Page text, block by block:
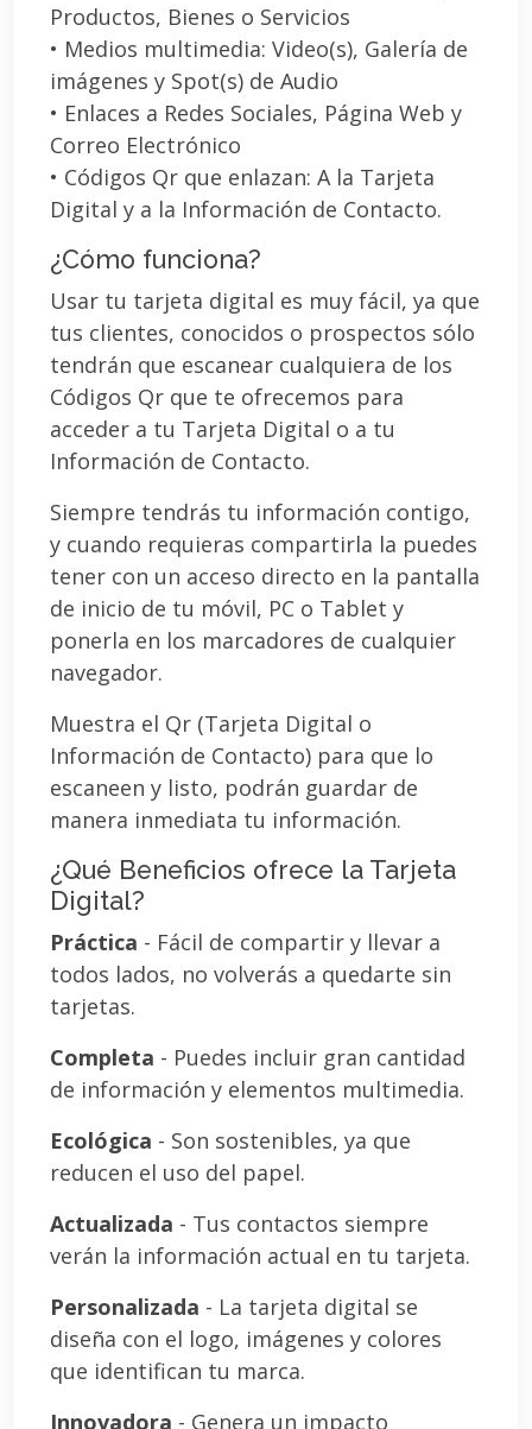
Productos, Bienes o Servicios
• Medios multimedia: Video(s), Galería de
imágenes y Spot(s) de Audio
• Enlaces a Redes Sociales, Página Web y
Correo Electrónico
• Códigos Qr que enlazan: A la Tarjeta
Digital y a la Información de Contacto.
¿Cómo funciona?
Usar tu tarjeta digital es muy fácil, ya que
tus clientes, conocidos o prospectos sólo
tendrán que escanear cualquiera de los
Códigos Qr que te ofrecemos para
acceder a tu Tarjeta Digital o a tu
Información de Contacto.
Siempre tendrás tu información contigo,
y cuando requieras compartirla la puedes
tener con un acceso directo en la pantalla
de inicio de tu móvil, PC o Tablet y
ponerla en los marcadores de cualquier
navegador.
Muestra el Qr (Tarjeta Digital o
Información de Contacto) para que lo
escaneen y listo, podrán guardar de
manera inmediata tu información.
¿Qué Beneficios ofrece la Tarjeta
Digital?
Práctica - Fácil de compartir y llevar a
todos lados, no volverás a quedarte sin
tarjetas.
Completa - Puedes incluir gran cantidad
de información y elementos multimedia.
Ecológica - Son sostenibles, ya que
reducen el uso del papel.
Actualizada - Tus contactos siempre
verán la información actual en tu tarjeta.
Personalizada - La tarjeta digital se
diseña con el logo, imágenes y colores
que identifican tu marca.
Innovadora - Genera un impacto